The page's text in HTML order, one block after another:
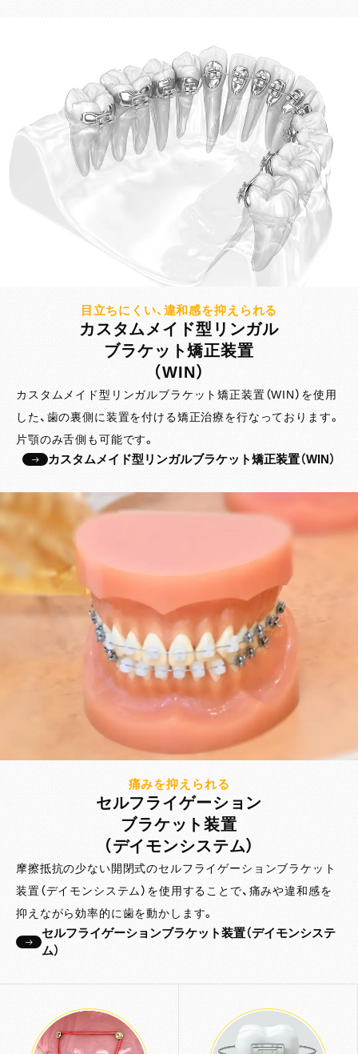
目立ちにくい、違和感を抑えられる
カスタムメイド型リンガル
ブラケット矯正装置
（WIN）
カスタムメイド型リンガルブラケット矯正装置（WIN）を使用
した、歯の裏側に装置を付ける矯正治療を行なっております。
片顎のみ舌側も可能です。
カスタムメイド型リンガルブラケット矯正装置（WIN）
痛みを抑えられる
セルフライゲーション
ブラケット装置
（デイモンシステム）
摩擦抵抗の少ない開閉式のセルフライゲーションブラケット
装置（デイモンシステム）を使用することで、痛みや違和感を
抑えながら効率的に歯を動かします。
セルフライゲーションブラケット装置（デイモンシステ
ム）